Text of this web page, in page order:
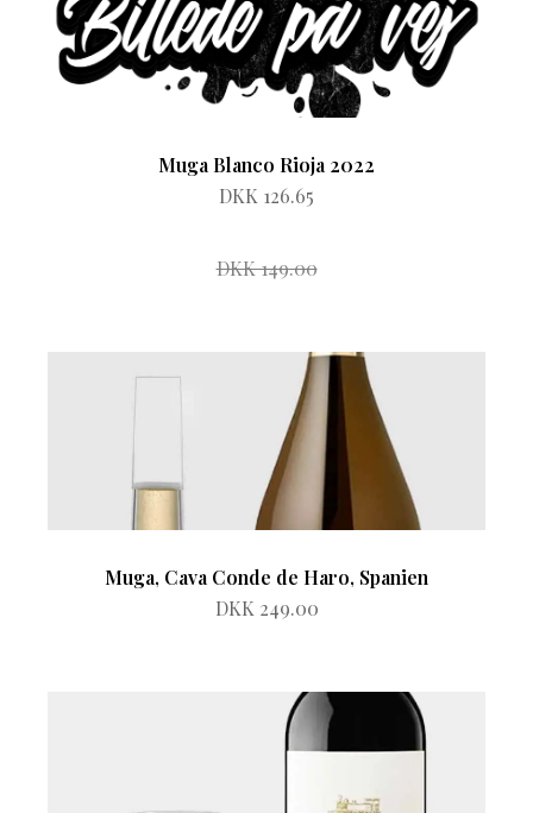
Muga Blanco Rioja 2022
DKK 126.65
DKK 149.00
Muga, Cava Conde de Haro, Spanien
DKK 249.00